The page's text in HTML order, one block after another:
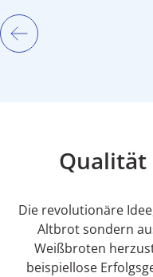
Qualität
Die revolutionäre
Altbrot sondern
Weißbroten
beispiellose